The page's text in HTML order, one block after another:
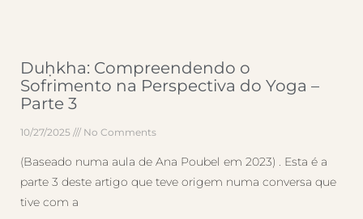
Duḥkha: Compreendendo o
Sofrimento na Perspectiva do Yoga –
Parte 3
10/27/2025 No Comments
(Baseado numa aula de Ana Poubel em 2023) . Esta é a
parte 3 deste artigo que teve origem numa conversa que
tive com a